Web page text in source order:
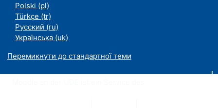
Polski ‎(pl)‎
Türkçe ‎(tr)‎
Русский ‎(ru)‎
Українська ‎(uk)‎
Перемикнути до стандартної теми